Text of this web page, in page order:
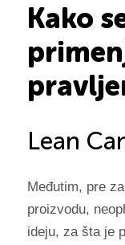
Kako
Lean
Međutim, pre
proizvodu,
ideju, za šta je